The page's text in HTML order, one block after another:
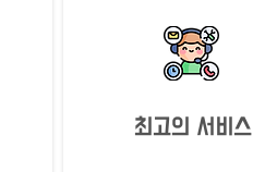
최고의 서비스